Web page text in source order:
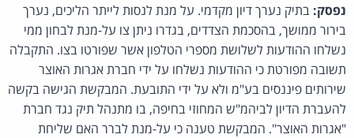
נפסק: בתיק נערך דיון מקדמי. על מנת לנסות לייתר הליכים, נערך
בירור ממושך, בהסכמת הצדדים, בגדרו ניתן צו על-מנת לבחון ממי
נשלחו ההודעות לשלושת מספרי הטלפון אשר שפורטו בצו. התקבלה
תשובה מפורטת כי ההודעות נשלחו על ידי חברת אגרות האוצר
שירותים פיננסים בע"מ ולא על ידי התובעת. המבקשת הגישה בקשה
להעברת הדיון לביהמ"ש המחוזי בחיפה, בו מתנהל תיק נגד חברת
"אגרות האוצר". המבקשת טענה כי על-מנת לברר האם שליחת